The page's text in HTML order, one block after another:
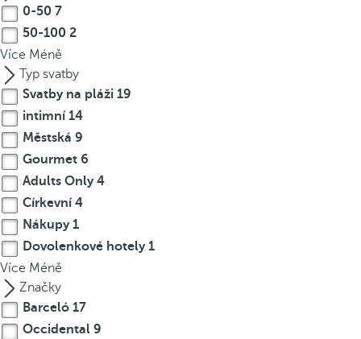
0-50 7
50-100 2
Více Méně
Typ svatby
Svatby na pláži 19
intimní14
Městská 9
Gourmet 6
Adults Only4
Církevní4
Nákupy1
Dovolenkové hotely1
Více Méně
Značky
Barceló 17
Occidental 9